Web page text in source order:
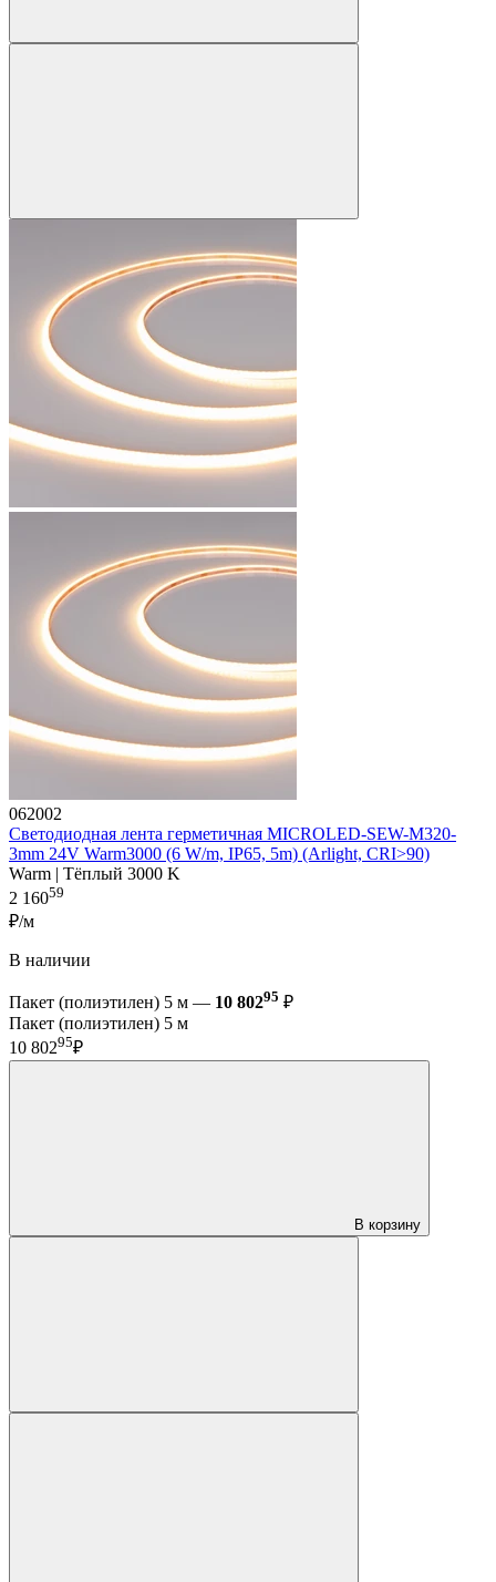
062002
Светодиодная лента герметичная MICROLED-SEW-M320-
3mm 24V Warm3000 (6 W/m, IP65, 5m) (Arlight, CRI>90)
Warm | Тёплый 3000 K
2 16059
₽/м
В наличии
Пакет (полиэтилен) 5 м — 10 80295 ₽
Пакет (полиэтилен) 5 м
10 80295₽
В корзину